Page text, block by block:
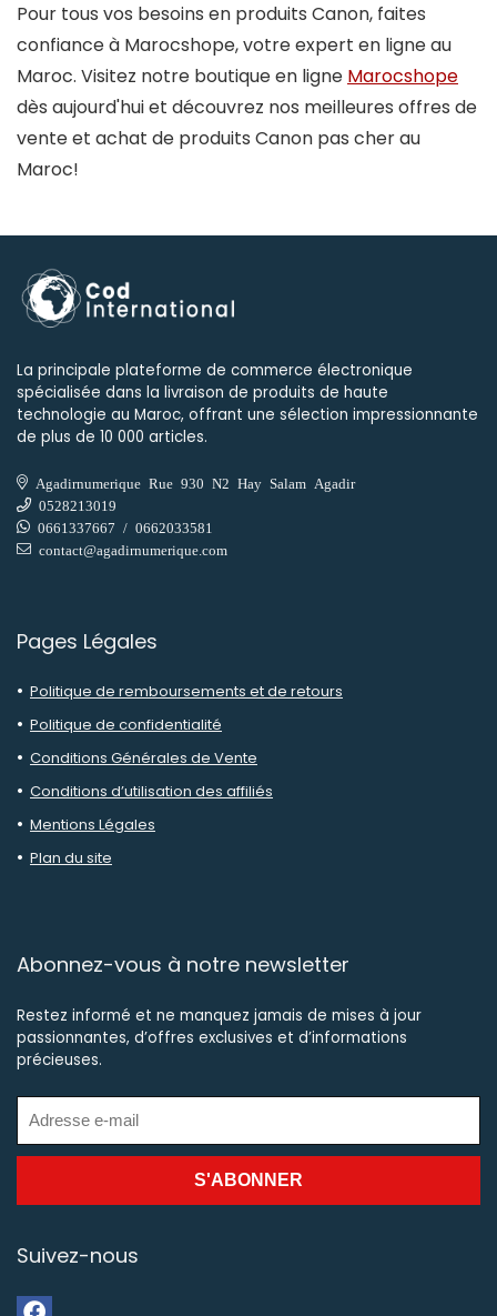
Pour tous vos besoins en produits Canon, faites
confiance à Marocshope, votre expert en ligne au
Maroc. Visitez notre boutique en ligne Marocshope
dès aujourd'hui et découvrez nos meilleures offres de
vente et achat de produits Canon pas cher au
Maroc!
La principale plateforme de commerce électronique
spécialisée dans la livraison de produits de haute
technologie au Maroc, offrant une sélection impressionnante
de plus de 10 000 articles.
Agadirnumerique Rue 930 N2 Hay Salam Agadir
0528213019
0661337667 / 0662033581
contact@agadirnumerique.com
Pages Légales
Politique de remboursements et de retours
Politique de confidentialité
Conditions Générales de Vente
Conditions d’utilisation des affiliés
Mentions Légales
Plan du site
Abonnez-vous à notre newsletter
Restez informé et ne manquez jamais de mises à jour
passionnantes, d’offres exclusives et d’informations
précieuses.
Suivez-nous